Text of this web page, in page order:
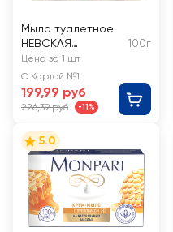
Мыло туалетное
НЕВСКАЯ
КОСМЕТИКА
Банное
100г
Цена за 1 шт
С Картой №1
199,99 руб
226,39 руб -11%
5.0